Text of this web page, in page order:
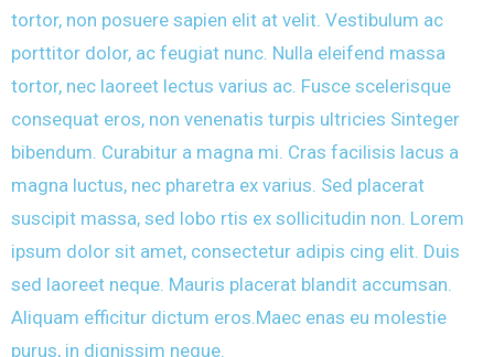
tortor, non posuere sapien elit at velit. Vestibulum ac
porttitor dolor, ac feugiat nunc. Nulla eleifend massa
tortor, nec laoreet lectus varius ac. Fusce scelerisque
consequat eros, non venenatis turpis ultricies Sinteger
bibendum. Curabitur a magna mi. Cras facilisis lacus a
magna luctus, nec pharetra ex varius. Sed placerat
suscipit massa, sed lobo rtis ex sollicitudin non. Lorem
ipsum dolor sit amet, consectetur adipis cing elit. Duis
sed laoreet neque. Mauris placerat blandit accumsan.
Aliquam efficitur dictum eros.Maec enas eu molestie
purus, in dignissim neque.